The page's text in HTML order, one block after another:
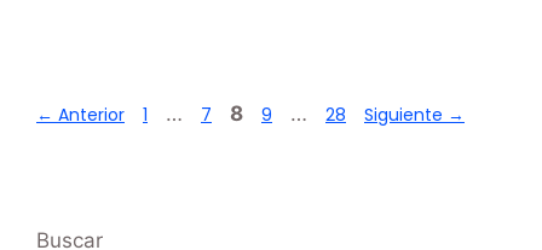
← Anterior 1 … 7 8 9 … 28 Siguiente →
Buscar